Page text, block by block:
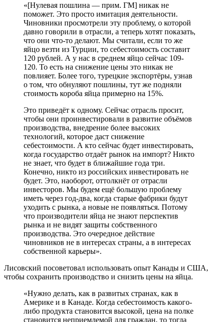
«[Нулевая пошлина — прим. ГМ] никак не
поможет. Это просто имитация деятельности.
Чиновники просмотрели эту проблему, о которой
давно говорили в отрасли, а теперь хотят показать,
что они что-то делают. Мы считали, если то же
яйцо везти из Турции, то себестоимость составит
120 рублей. А у нас в среднем яйцо сейчас 109-
120. То есть на снижение цены это никак не
повлияет. Более того, турецкие экспортёры, узнав
о том, что обнуляют пошлины, тут же подняли
стоимость короба яйца примерно на 15%.
Это приведёт к одному. Сейчас отрасль просит,
чтобы они проинвестировали в развитие объёмов
производства, внедрение более высоких
технологий, которое даст снижение
себестоимости. А кто сейчас будет инвестировать,
когда государство отдаёт рынок на импорт? Никто
не знает, что будет в ближайшие года три.
Конечно, никто из российских инвестировать не
будет. Это, наоборот, оттолкнёт от отрасли
инвесторов. Мы будем ещё большую проблему
иметь через год-два, когда старые фабрики будут
уходить с рынка, а новые не появляться. Потому
что производители яйца не знают перспектив
рынка и не видят защиты собственного
производства. Это очередное действие
чиновников не в интересах страны, а в интересах
собственной карьеры».
Лисовский посоветовал использовать опыт Канады и США,
чтобы сохранить производство и снизить цены на яйца.
«Нужно делать, как в развитых странах, как в
Америке и в Канаде. Когда себестоимость какого-
либо продукта становится высокой, цена на полке
становится неприемлемой для граждан, то тогда